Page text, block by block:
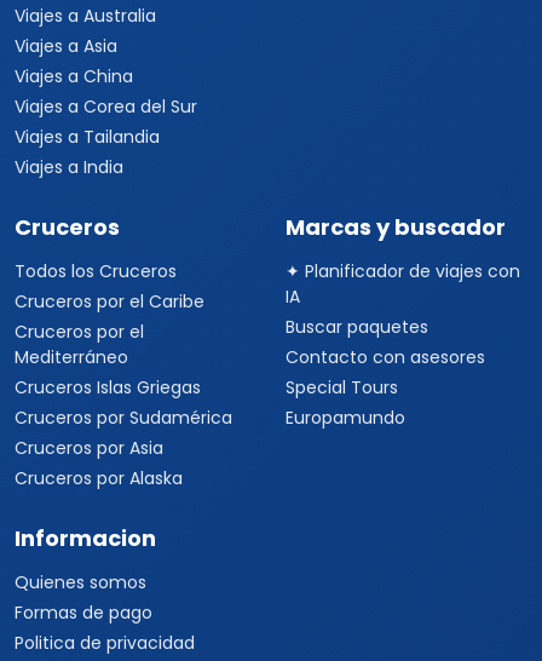
Viajes a Australia
Viajes a Asia
Viajes a China
Viajes a Corea del Sur
Viajes a Tailandia
Viajes a India
Cruceros
Todos los Cruceros
Cruceros por el Caribe
Cruceros por el
Mediterráneo
Cruceros Islas Griegas
Cruceros por Sudamérica
Cruceros por Asia
Cruceros por Alaska
Marcas y buscador
✦ Planificador de viajes con
IA
Buscar paquetes
Contacto con asesores
Special Tours
Europamundo
Informacion
Quienes somos
Formas de pago
Politica de privacidad